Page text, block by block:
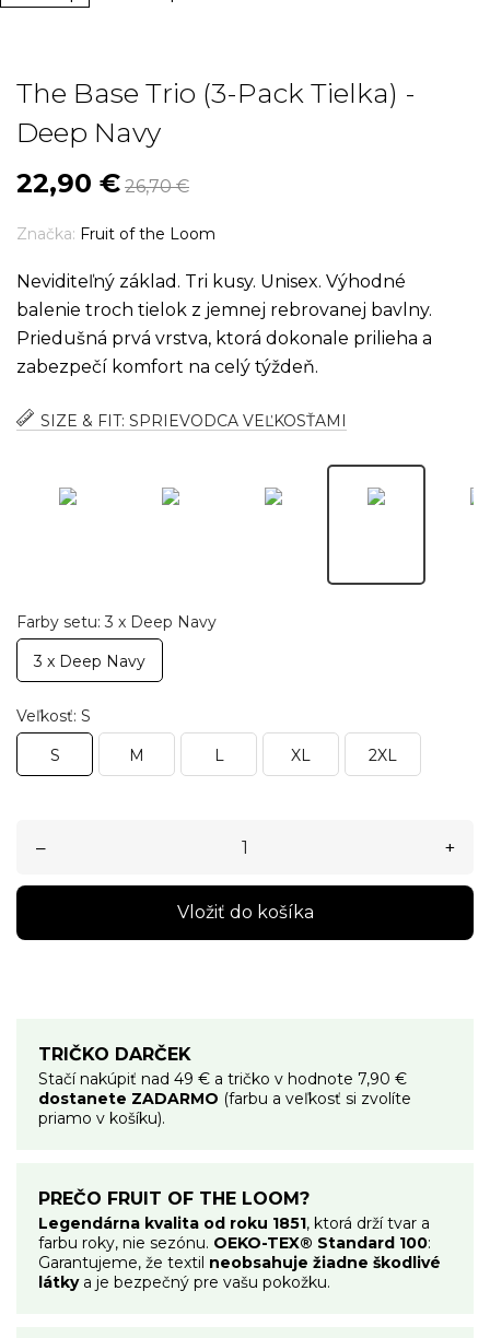
The Base Trio (3-Pack Tielka) -
Deep Navy
22,90 € 26,70 €
Značka: Fruit of the Loom
Neviditeľný základ. Tri kusy. Unisex. Výhodné
balenie troch tielok z jemnej rebrovanej bavlny.
Priedušná prvá vrstva, ktorá dokonale prilieha a
zabezpečí komfort na celý týždeň.
SIZE & FIT: SPRIEVODCA VEĽKOSŤAMI
Farby setu: 3 x Deep Navy
3 x Deep Navy
Veľkosť: S
S
M L XL 2XL
– +
Vložiť do košíka
TRIČKO DARČEK
Stačí nakúpiť nad 49 € a tričko v hodnote 7,90 €
dostanete ZADARMO (farbu a veľkosť si zvolíte
priamo v košíku).
PREČO FRUIT OF THE LOOM?
Legendárna kvalita od roku 1851, ktorá drží tvar a
farbu roky, nie sezónu. OEKO-TEX® Standard 100:
Garantujeme, že textil neobsahuje žiadne škodlivé
látkya je bezpečný pre vašu pokožku.